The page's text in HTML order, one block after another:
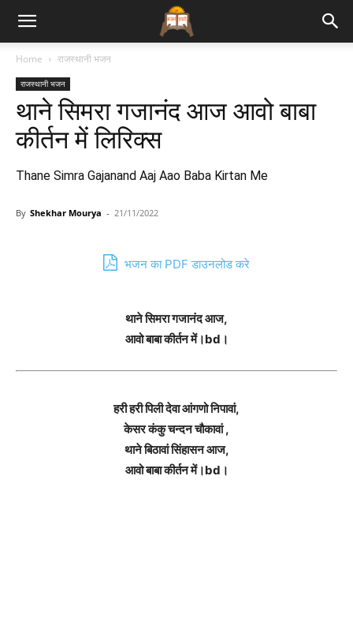
Bhajan
Lyrics
Home राजस्थानी भजन
राजस्थानी भजन
थाने सिमरा गजानंद आज आवो बाबा
कीर्तन में लिरिक्स
Thane Simra Gajanand Aaj Aao Baba Kirtan Me
By Shekhar Mourya - 21/11/2022
भजन का PDF डाउनलोड करे
थाने सिमरा गजानंद आज,
आवो बाबा कीर्तन में।bd।
हरी हरी पिली देवा आंगणो निपावां,
केसर कंकु चन्दन चौकावां ,
थाने बिठावां सिंहासन आज,
आवो बाबा कीर्तन में।bd।